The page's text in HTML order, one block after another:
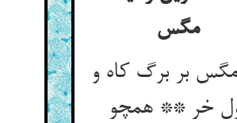
بر برگ کاه و
خر ** همچو